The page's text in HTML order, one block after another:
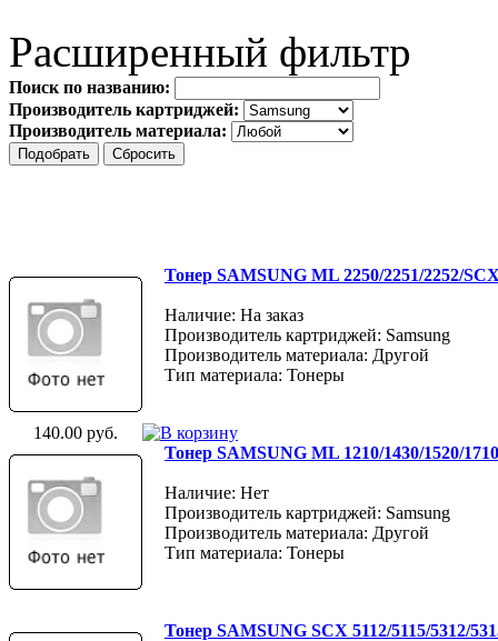
Расширенный фильтр
Поиск по названию:
Производитель картриджей:
Производитель материала:
Тонер SAMSUNG ML 2250/2251/2252/
Наличие: На заказ
Производитель картриджей: Samsung
Производитель материала: Другой
Тип материала: Тонеры
140.00 руб.
Тонер SAMSUNG ML 1210/1430/1520/
Наличие: Нет
Производитель картриджей: Samsung
Производитель материала: Другой
Тип материала: Тонеры
Тонер SAMSUNG SCX 5112/5115/5312/